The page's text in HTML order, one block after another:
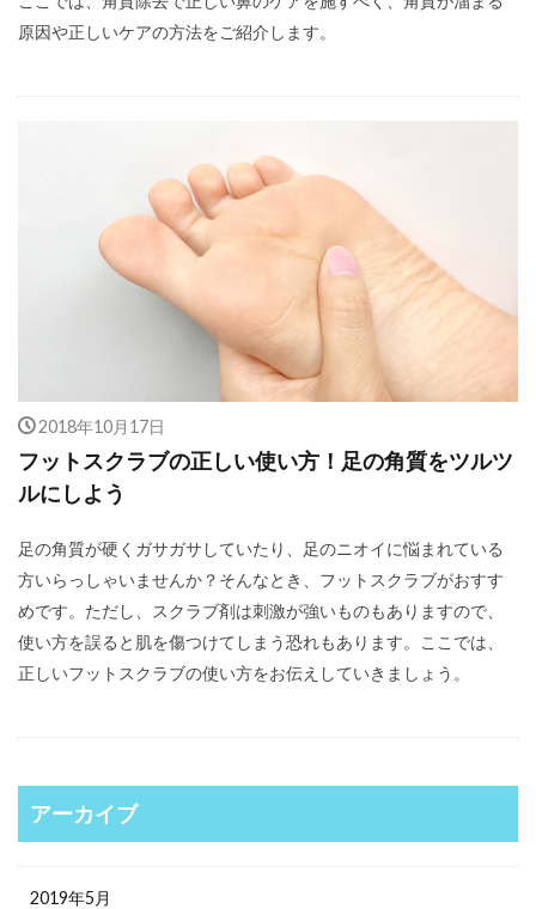
原因や正しいケアの方法をご紹介します。
2018年10月17日
フットスクラブの正しい使い方！足の角質をツルツ
ルにしよう
足の角質が硬くガサガサしていたり、足のニオイに悩まれている
方いらっしゃいませんか？そんなとき、フットスクラブがおすす
めです。ただし、スクラブ剤は刺激が強いものもありますので、
使い方を誤ると肌を傷つけてしまう恐れもあります。ここでは、
正しいフットスクラブの使い方をお伝えしていきましょう。
アーカイブ
2019年5月